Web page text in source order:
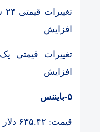
افزایش
افزایش
۵-بایننس
قیمت: ۶۳۵.۴۲ دلار